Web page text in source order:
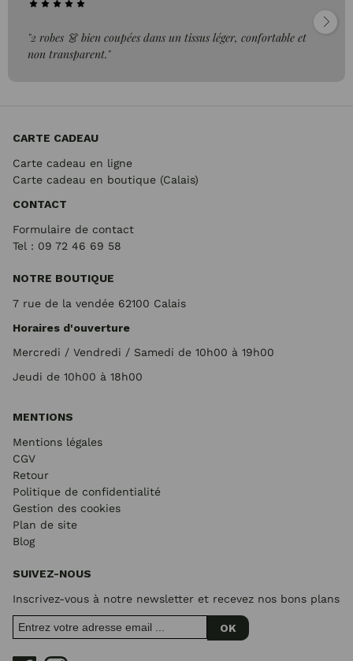
"2 robes 👗 bien coupées dans un tissus léger, confortable et
non transparent."
CARTE CADEAU
Carte cadeau en ligne
Carte cadeau en boutique (Calais)
CONTACT
Formulaire de contact
Tel : 09 72 46 69 58
NOTRE BOUTIQUE
7 rue de la vendée 62100 Calais
Horaires d'ouverture
Mercredi / Vendredi / Samedi de 10h00 à 19h00
Jeudi de 10h00 à 18h00
MENTIONS
Mentions légales
CGV
Retour
Politique de confidentialité
Gestion des cookies
Plan de site
Blog
SUIVEZ-NOUS
Inscrivez-vous à notre newsletter et recevez nos bons plans
OK